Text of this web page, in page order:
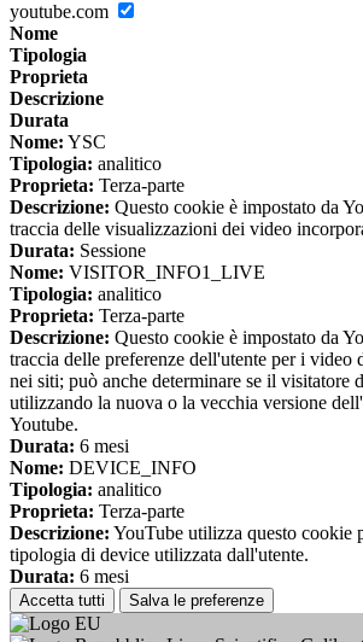
youtube.com
Nome
Tipologia
Proprieta
Descrizione
Durata
Nome: YSC
Tipologia: analitico
Proprieta: Terza-parte
Descrizione: Questo cookie è impostato da
traccia delle visualizzazioni dei video
Durata: Sessione
Nome: VISITOR_INFO1_LIVE
Tipologia: analitico
Proprieta: Terza-parte
Descrizione: Questo cookie è impostato da
traccia delle preferenze dell'utente per i video
nei siti; può anche determinare se il visitatore
utilizzando la nuova o la vecchia versione
Youtube.
Durata: 6 mesi
Nome: DEVICE_INFO
Tipologia: analitico
Proprieta: Terza-parte
Descrizione: YouTube utilizza questo cookie
tipologia di device utilizzata dall'utente.
Durata: 6 mesi
Accetta tutti Salva le preferenze